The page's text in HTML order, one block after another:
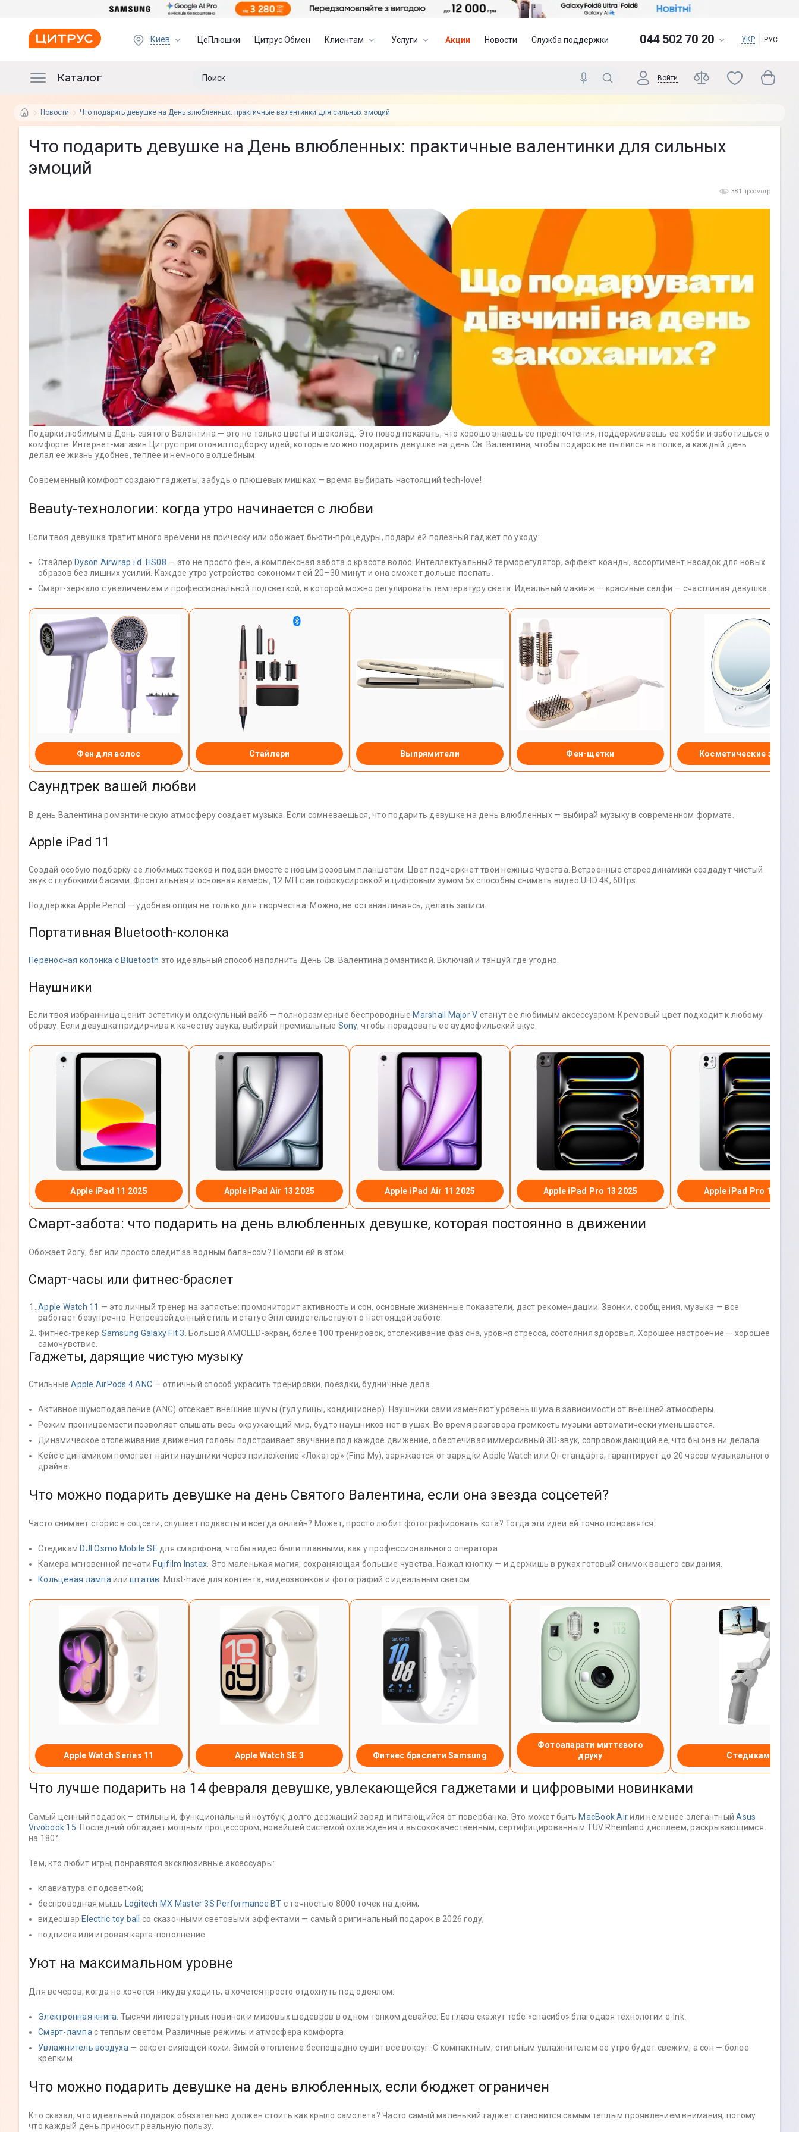
Киев ЦеПлюшки Цитрус Обмен Клиентам Услуги Акции Новости Служба поддержки 044 502 70 20 УКР РУС
Каталог Войти
Новости Что подарить девушке на День влюбленных: практичные валентинки для сильных эмоций
Что подарить девушке на День влюбленных: практичные валентинки для сильных
эмоций
381 просмотр
Подарки любимым в День святого Валентина — это не только цветы и шоколад. Это повод показать, что хорошо знаешь ее предпочтения, поддерживаешь ее хобби и заботишься о
комфорте. Интернет-магазин Цитрус приготовил подборку идей, которые можно подарить девушке на день Св. Валентина, чтобы подарок не пылился на полке, а каждый день
делал ее жизнь удобнее, теплее и немного волшебным.
Современный комфорт создают гаджеты, забудь о плюшевых мишках — время выбирать настоящий tech-love!
Beauty-технологии: когда утро начинается с любви
Если твоя девушка тратит много времени на прическу или обожает бьюти-процедуры, подари ей полезный гаджет по уходу:
Стайлер Dyson Airwrap i.d. HS08 — это не просто фен, а комплексная забота о красоте волос. Интеллектуальный терморегулятор, эффект коанды, ассортимент насадок для новых
образов без лишних усилий. Каждое утро устройство сэкономит ей 20–30 минут и она сможет дольше поспать.
Смарт-зеркало с увеличением и профессиональной подсветкой, в которой можно регулировать температуру света. Идеальный макияж — красивые селфи — счастливая девушка.
Фен для волос Стайлери Выпрямители Фен-щетки Косметические
Саундтрек вашей любви
В день Валентина романтическую атмосферу создает музыка. Если сомневаешься, что подарить девушке на день влюбленных — выбирай музыку в современном формате.
Apple iPad 11
Создай особую подборку ее любимых треков и подари вместе с новым розовым планшетом. Цвет подчеркнет твои нежные чувства. Встроенные стереодинамики создадут чистый
звук с глубокими басами. Фронтальная и основная камеры, 12 МП с автофокусировкой и цифровым зумом 5x способны снимать видео UHD 4K, 60fps.
Поддержка Apple Pencil — удобная опция не только для творчества. Можно, не останавливаясь, делать записи.
Портативная Bluetooth-колонка
Переносная колонка с Bluetooth это идеальный способ наполнить День Св. Валентина романтикой. Включай и танцуй где угодно.
Наушники
Если твоя избранница ценит эстетику и олдскульный вайб — полноразмерные беспроводные Marshall Major V станут ее любимым аксессуаром. Кремовый цвет подходит к любому
образу. Если девушка придирчива к качеству звука, выбирай премиальные Sony, чтобы порадовать ее аудиофильский вкус.
Apple iPad 11 2025 Apple iPad Air 13 2025 Apple iPad Air 11 2025 Apple iPad Pro 13 2025 Apple iPad Pro 11 2025
Смарт-забота: что подарить на день влюбленных девушке, которая постоянно в движении
Обожает йогу, бег или просто следит за водным балансом? Помоги ей в этом.
Смарт-часы или фитнес-браслет
Apple Watch 11 — это личный тренер на запястье: промониторит активность и сон, основные жизненные показатели, даст рекомендации. Звонки, сообщения, музыка — все
работает безупречно. Непревзойденный стиль и статус Эпл свидетельствуют о настоящей заботе.
Фитнес-трекер Samsung Galaxy Fit 3. Большой AMOLED-экран, более 100 тренировок, отслеживание фаз сна, уровня стресса, состояния здоровья. Хорошее настроение — хорошее
самочувствие.
Гаджеты, дарящие чистую музыку
СтильныеApple AirPods 4 ANC — отличный способ украсить тренировки, поездки, будничные дела.
Активное шумоподавление (ANC) отсекает внешние шумы (гул улицы, кондиционер). Наушники сами изменяют уровень шума в зависимости от внешней атмосферы.
Режим проницаемости позволяет слышать весь окружающий мир, будто наушников нет в ушах. Во время разговора громкость музыки автоматически уменьшается.
Динамическое отслеживание движения головы подстраивает звучание под каждое движение, обеспечивая иммерсивный 3D-звук, сопровождающий ее, что бы она ни делала.
Кейс с динамиком помогает найти наушники через приложение «Локатор» (Find My), заряжается от зарядки Apple Watch или Qi-стандарта, гарантирует до 20 часов музыкального
драйва.
Что можно подарить девушке на день Святого Валентина, если она звезда соцсетей?
Часто снимает сторис в соцсети, слушает подкасты и всегда онлайн? Может, просто любит фотографировать кота? Тогда эти идеи ей точно понравятся:
Стедикам DJI Osmo Mobile SE для смартфона, чтобы видео были плавными, как у профессионального оператора.
Камера мгновенной печати Fujifilm Instax. Это маленькая магия, сохраняющая большие чувства. Нажал кнопку — и держишь в руках готовый снимок вашего свидания.
Кольцевая лампаили штатив. Must-have для контента, видеозвонков и фотографий с идеальным светом.
Apple Watch Series 11 Apple Watch SE 3 Фитнес браслети Samsung
Фотоапарати миттєвого
друку
Стедиками
Что лучше подарить на 14 февраля девушке, увлекающейся гаджетами и цифровыми новинками
Самый ценный подарок — стильный, функциональный ноутбук, долго держащий заряд и питающийся от повербанка. Это может быть MacBook Airили не менее элегантныйAsus
Vivobook 15. Последний обладает мощным процессором, новейшей системой охлаждения и высококачественным, сертифицированным TÜV Rheinland дисплеем, раскрывающимся
на 180°.
Тем, кто любит игры, понравятся эксклюзивные аксессуары:
клавиатура с подсветкой;
беспроводная мышь Logitech MX Master 3S Performance BT с точностью 8000 точек на дюйм;
видеошар Electric toy ball
со сказочными световыми эффектами — самый оригинальный подарок в 2026 году;
подписка или игровая карта-пополнение.
Уют на максимальном уровне
Для вечеров, когда не хочется никуда уходить, а хочется просто отдохнуть под одеялом:
Электронная книга. Тысячи литературных новинок и мировых шедевров в одном тонком девайсе. Ее глаза скажут тебе «спасибо» благодаря технологии e-Ink.
Смарт-лампас теплым светом. Различные режимы и атмосфера комфорта.
Увлажнитель воздуха— секрет сияющей кожи. Зимой отопление беспощадно сушит все вокруг. С компактным, стильным увлажнителем ее утро будет свежим, а сон — более
крепким.
Что можно подарить девушке на день влюбленных, если бюджет ограничен
Кто сказал, что идеальный подарок обязательно должен стоить как крыло самолета? Часто самый маленький гаджет становится самым теплым проявлением внимания, потому
что каждый день приносит реальную пользу.